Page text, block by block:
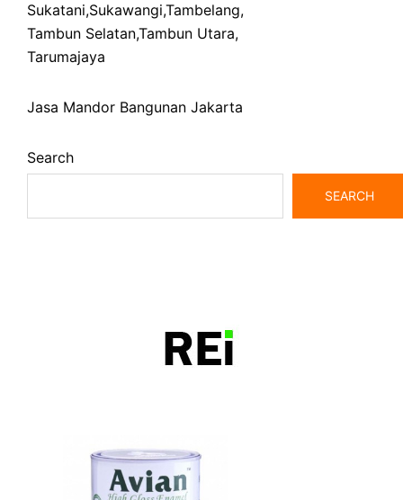
Sukatani,Sukawangi,Tambelang,
Tambun Selatan,Tambun Utara,
Tarumajaya
Jasa Mandor Bangunan Jakarta
Search
SEARCH